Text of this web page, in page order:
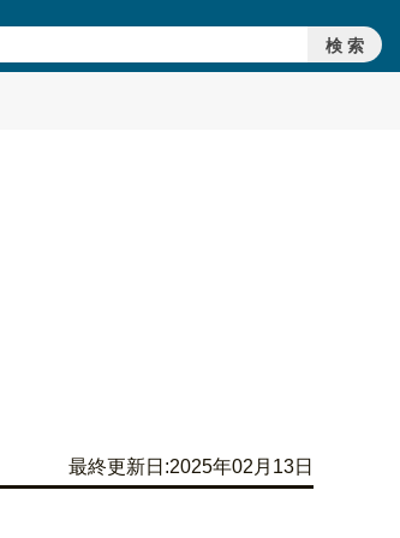
最終更新日:2025年02月13日